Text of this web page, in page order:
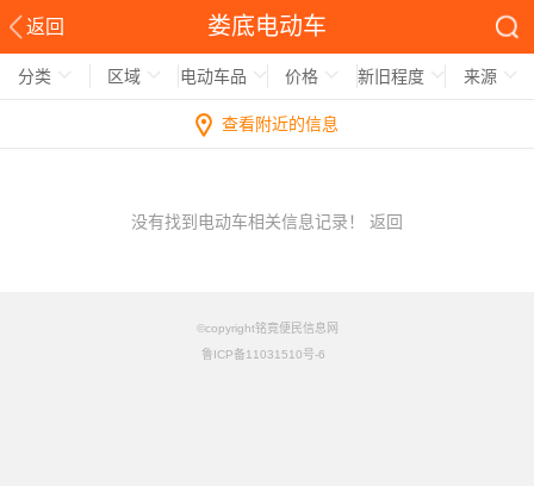
返回 娄底电动车
分类 区域 电动车品 价格 新旧程度 来源
查看附近的信息
没有找到电动车相关信息记录！ 返回
©copyright铭竟便民信息网
鲁ICP备11031510号-6